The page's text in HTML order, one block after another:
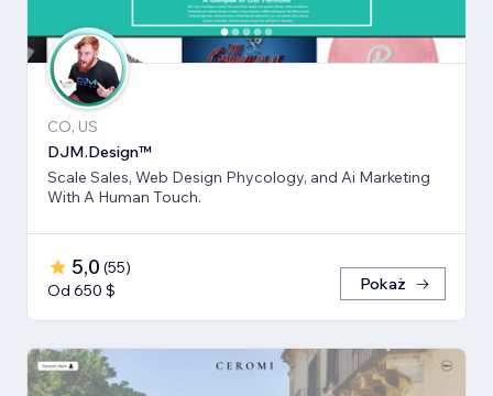
CO, US
DJM.Design™
Scale Sales, Web Design Phycology, and Ai Marketing
With A Human Touch.
5,0 (55)
Od 650 $
Pokaż